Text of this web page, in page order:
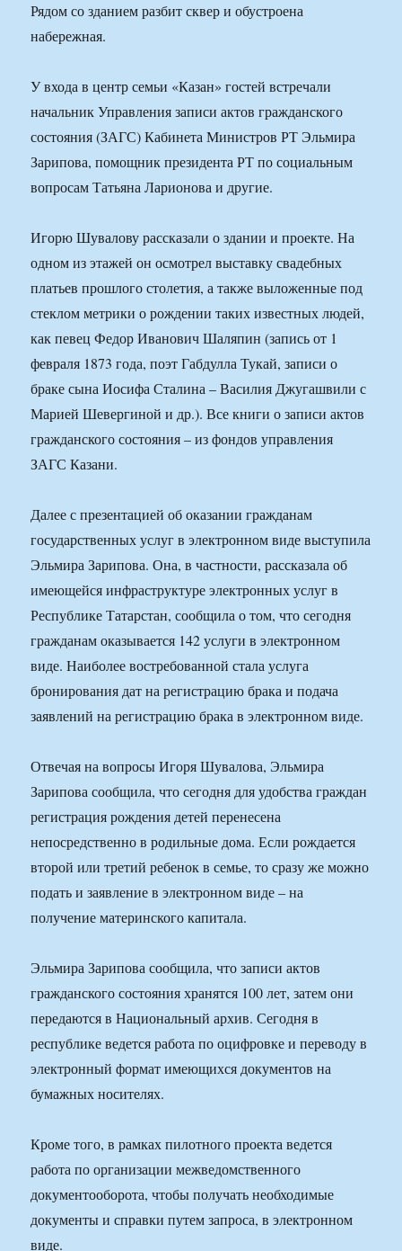
Рядом со зданием разбит сквер и обустроена
набережная.
У входа в центр семьи «Казан» гостей встречали
начальник Управления записи актов гражданского
состояния (ЗАГС) Кабинета Министров РТ Эльмира
Зарипова, помощник президента РТ по социальным
вопросам Татьяна Ларионова и другие.
Игорю Шувалову рассказали о здании и проекте. На
одном из этажей он осмотрел выставку свадебных
платьев прошлого столетия, а также выложенные под
стеклом метрики о рождении таких известных людей,
как певец Федор Иванович Шаляпин (запись от 1
февраля 1873 года, поэт Габдулла Тукай, записи о
браке сына Иосифа Сталина – Василия Джугашвили с
Марией Шевергиной и др.). Все книги о записи актов
гражданского состояния – из фондов управления
ЗАГС Казани.
Далее с презентацией об оказании гражданам
государственных услуг в электронном виде выступила
Эльмира Зарипова. Она, в частности, рассказала об
имеющейся инфраструктуре электронных услуг в
Республике Татарстан, сообщила о том, что сегодня
гражданам оказывается 142 услуги в электронном
виде. Наиболее востребованной стала услуга
бронирования дат на регистрацию брака и подача
заявлений на регистрацию брака в электронном виде.
Отвечая на вопросы Игоря Шувалова, Эльмира
Зарипова сообщила, что сегодня для удобства граждан
регистрация рождения детей перенесена
непосредственно в родильные дома. Если рождается
второй или третий ребенок в семье, то сразу же можно
подать и заявление в электронном виде – на
получение материнского капитала.
Эльмира Зарипова сообщила, что записи актов
гражданского состояния хранятся 100 лет, затем они
передаются в Национальный архив. Сегодня в
республике ведется работа по оцифровке и переводу в
электронный формат имеющихся документов на
бумажных носителях.
Кроме того, в рамках пилотного проекта ведется
работа по организации межведомственного
документооборота, чтобы получать необходимые
документы и справки путем запроса, в электронном
виде.